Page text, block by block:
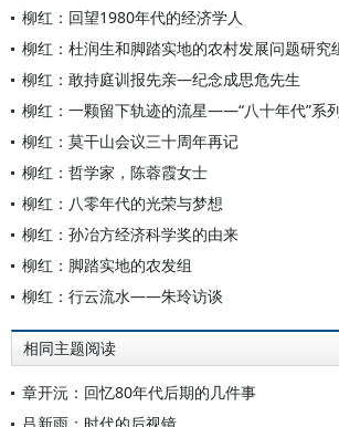
柳红：回望1980年代的经济学人
柳红：杜润生和脚踏实地的农村发展问题研究
柳红：敢持庭训报先亲—纪念成思危先生
柳红：一颗留下轨迹的流星——“八十年代”系
柳红：莫干山会议三十周年再记
柳红：哲学家，陈蓉霞女士
柳红：八零年代的光荣与梦想
柳红：孙冶方经济科学奖的由来
柳红：脚踏实地的农发组
柳红：行云流水——朱玲访谈
相同主题阅读
章开沅：回忆80年代后期的几件事